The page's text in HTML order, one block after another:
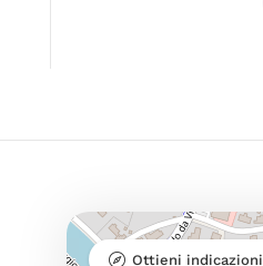
Ottieni indicazioni